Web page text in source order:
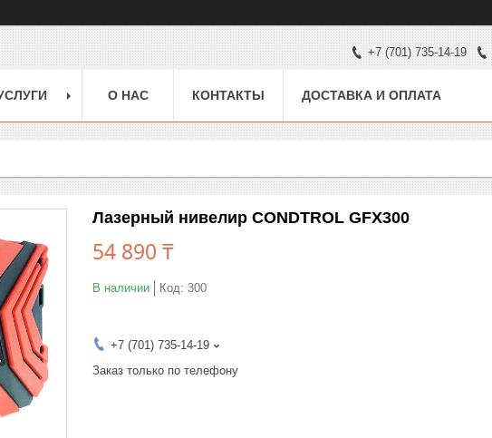
+7 (701) 735-14-19
О НАС КОНТАКТЫ ДОСТАВКА И ОПЛАТА
Лазерный нивелир CONDTROL GFX300
54 890 ₸
В наличии Код: 300
+7 (701) 735-14-19
Заказ только по телефону